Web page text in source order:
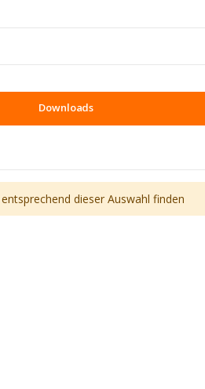
Downloads
dieser Auswahl finden